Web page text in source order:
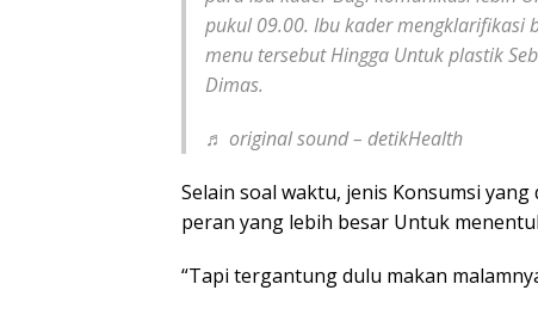
pukul 09.00. Ibu kader mengklarifikasi
menu tersebut Hingga Untuk plastik
Dimas.
♬ original sound – detikHealth
Selain soal waktu, jenis Konsumsi
peran yang lebih besar Untuk
“Tapi tergantung dulu makan